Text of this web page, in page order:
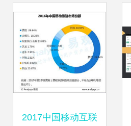
2017中国移动互联